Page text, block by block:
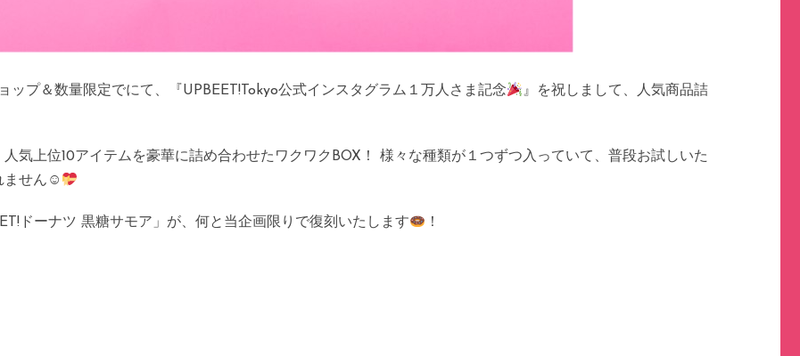
ップ＆数量限定でにて、『UPBEET!Tokyo公式インスタグラム１万人さま記念
』を祝しまして、人気商品詰
気上位10アイテムを豪華に詰め合わせたワクワクBOX！ 様々な種類が１つずつ入っていて、普段お試しいた
ません☺
ドーナツ 黒糖サモア」が、何と当企画限りで復刻いたします ！